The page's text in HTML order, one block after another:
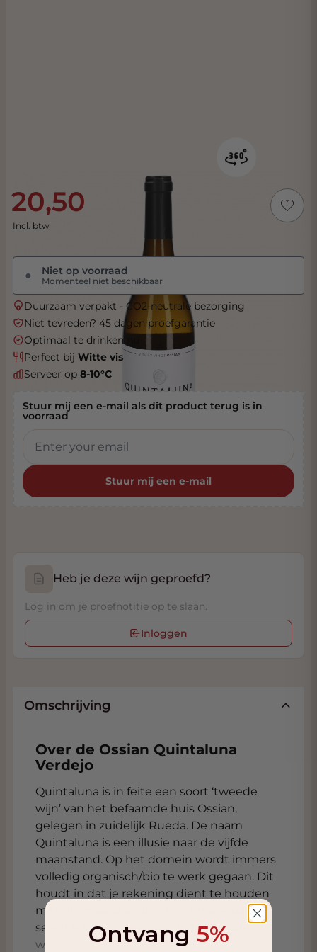
20,50
Incl. btw
● Niet op voorraad
Momenteel niet beschikbaar
Duurzaam verpakt - CO2-neutrale bezorging
Niet tevreden? 45 dagen proefgarantie
Optimaal te drinken nu
Perfect bij Witte vis
Serveer op 8-10°C
Stuur mij een e-mail als dit product terug is in
voorraad
Stuur mij een e-mail
Heb je deze wijn geproefd?
Log in om je proefnotitie op te slaan.
Inloggen
Omschrijving
Over de Ossian Quintaluna
Verdejo
Quintaluna is in feite een soort ‘tweede
wijn’ van het befaamde huis Ossian,
gelegen in zuidelijk Rueda. De naam
Quintaluna is een illusie naar de vijfde
maanstand. Op het domein wordt immers
volledig organisch/bio te werk gegaan. Dit
houdt in dat je rekening dient te houden
met de maanstanden. Een rigoureuze
selectie in het méér dan 150 jaar oude
wijngaarden resulteert in een kleine
Ontvang 5%